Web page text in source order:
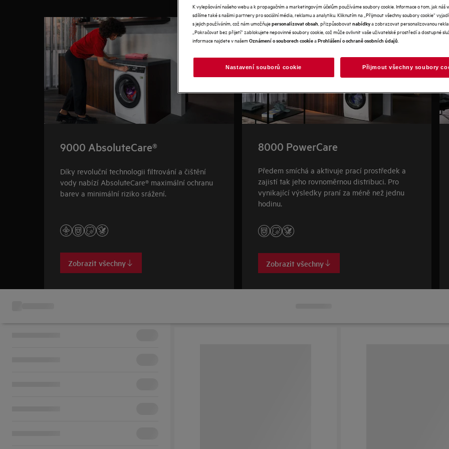
9000 AbsoluteCare®
Díky revoluční technologii filtrování a čištění
vody nabízí AbsoluteCare® maximální ochranu
barev a minimální riziko srážení.
Zobrazit všechny
8000 PowerCare
Předem smíchá a aktivuje prací prostředek a
zajistí tak jeho rovnoměrnou distribuci. Pro
vynikající výsledky praní za méně než jednu
hodinu.
Zobrazit všechny
K vylepšování našeho webu a k propagačním a marketingovým účelům používáme soubory cookie. Informace o tom, jak náš
sdílíme také s našimi partnery pro sociální média, reklamu a analytiku. Kliknutím na „Přijmout všechny soubory cookie“
s jejich používáním, což nám umožňujepersonalizovat obsah, přizpůsobovatnabídkya zobrazovat personalizovanou
„Pokračovat bez přijetí“ zablokujete nepovinné soubory cookie, což může ovlivnit vaše uživatelské prostředí a dostupné
informace najdete v našemOznámení o souborech cookieaProhlášení o ochraně osobních údajů.
Nastavení souborů cookie Přijmout všechny soubory